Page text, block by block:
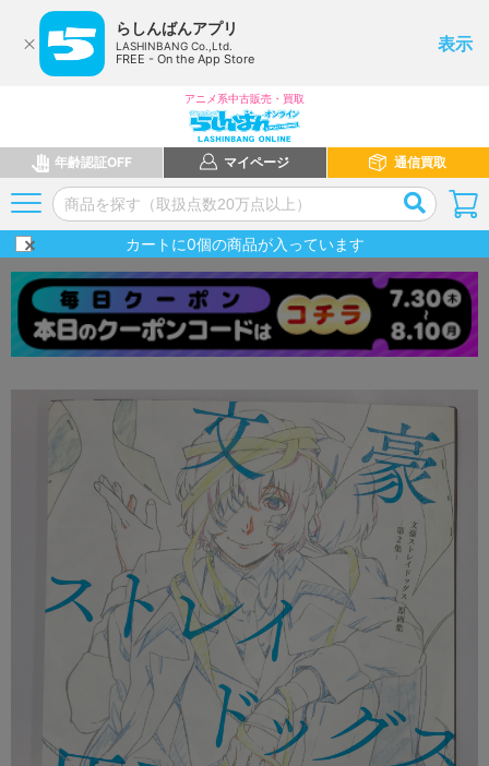
らしんばんアプリ
LASHINBANG Co.,Ltd.
FREE - On the App Store
表示
アニメ系中古販売・買取
年齢認証OFF マイページ 通信買取
カートに0個の商品が入っています